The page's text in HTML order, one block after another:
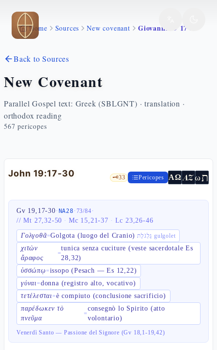
Skip to main content
Home Sources New covenant Giovanni 19 17 30
Back to Sources
New Covenant
Parallel Gospel text: Greek (SBLGNT) · translation ·
orthodox reading
567 pericopes
John 19:17-30 🗝️33 Pericopes ΑΩ AZωת
Gv 19,17-30· NA28· 73/84·
//Mt 27,32-50 · Mc 15,21-37 · Lc 23,26-46
Γολγοθᾶ=Golgota (luogo del Cranio) גֻּלְגֹּלֶת gulgolet
χιτὼν
ἄραφος
=
tunica senza cuciture (veste sacerdotale Es
28,32)
ὑσσώπῳ=issopo (Pesach — Es 12,22)
γύναι=donna (registro alto, vocativo)
τετέλεσται=è compiuto (conclusione sacrificio)
παρέδωκεν τὸ
πνεῦμα
=
consegnò lo Spirito (atto
volontario)
Venerdì Santo — Passione del Signore (Gv 18,1-19,42)